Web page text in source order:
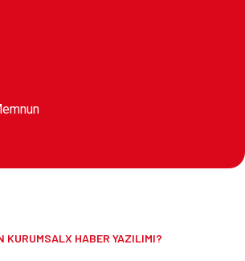
KURUMSALX HABER YAZILIMI?